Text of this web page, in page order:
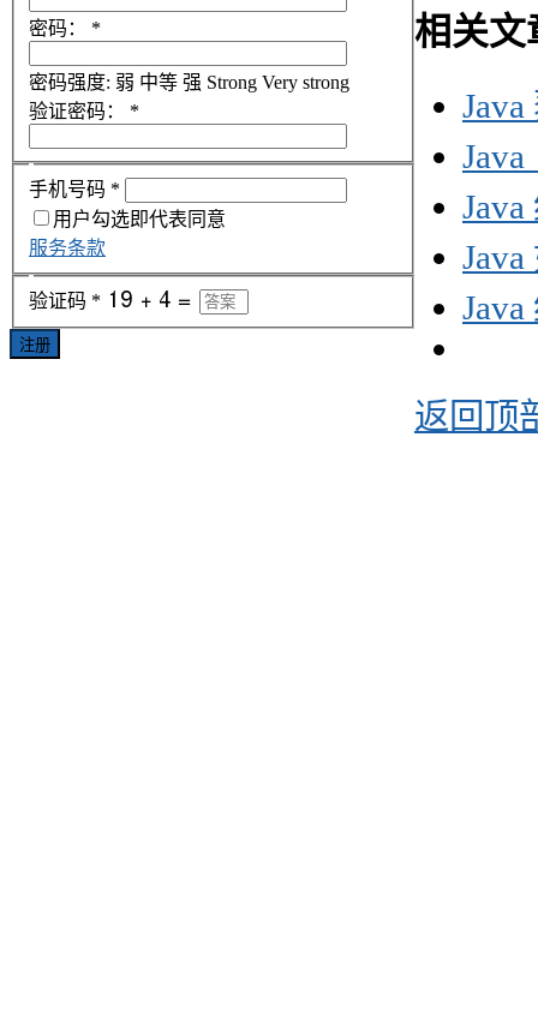
相关文
返回顶
密码： *
密码强度: 弱 中等 强 Strong Very strong
验证密码：
*
手机号码 *
用户勾选即代表同意
服务条款
验证码 *
注册